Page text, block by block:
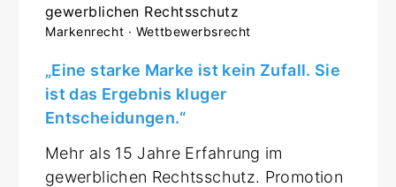
gewerblichen Rechtsschutz
Markenrecht · Wettbewerbsrecht
„Eine starke Marke ist kein Zufall. Sie
ist das Ergebnis kluger
Entscheidungen.“
Mehr als 15 Jahre Erfahrung im
gewerblichen Rechtsschutz. Promotion